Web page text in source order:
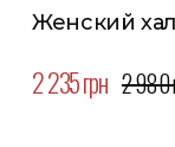
Женский
2 235 грн 2 980